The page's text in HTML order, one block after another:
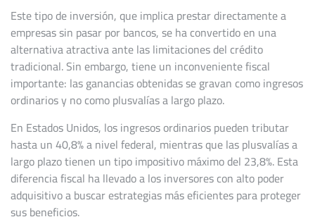
Este tipo de inversión, que implica prestar directamente a
empresas sin pasar por bancos, se ha convertido en una
alternativa atractiva ante las limitaciones del crédito
tradicional. Sin embargo, tiene un inconveniente fiscal
importante: las ganancias obtenidas se gravan como ingresos
ordinarios y no como plusvalías a largo plazo.
En Estados Unidos, los ingresos ordinarios pueden tributar
hasta un 40,8% a nivel federal, mientras que las plusvalías a
largo plazo tienen un tipo impositivo máximo del 23,8%. Esta
diferencia fiscal ha llevado a los inversores con alto poder
adquisitivo a buscar estrategias más eficientes para proteger
sus beneficios.